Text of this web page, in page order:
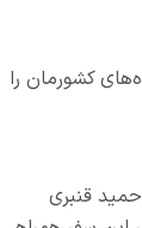
کشورمان را
قنبری